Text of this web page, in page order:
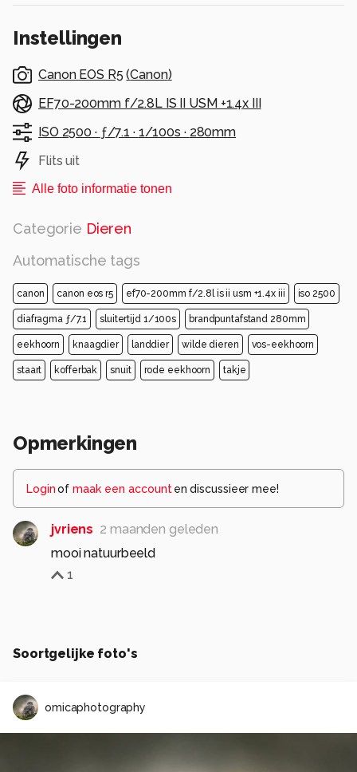
Instellingen
Canon EOS R5 (Canon)
EF70-200mm f/2.8L IS II USM +1.4x III
ISO 2500 · ƒ/7.1 · 1/100s · 280mm
Flits uit
Alle foto informatie tonen
Categorie Dieren
Automatische tags
canon canon eos r5 ef70-200mm f/2.8l is ii usm +1.4x iii iso 2500
diafragma ƒ/7.1 sluitertijd 1/100s brandpuntafstand 280mm
eekhoorn knaagdier landdier wilde dieren vos-eekhoorn
staart kofferbak snuit rode eekhoorn takje
Opmerkingen
Loginof maak een account en discussieer mee!
jvriens 2 maanden geleden
mooi natuurbeeld
1
Soortgelijke foto's
omicaphotography